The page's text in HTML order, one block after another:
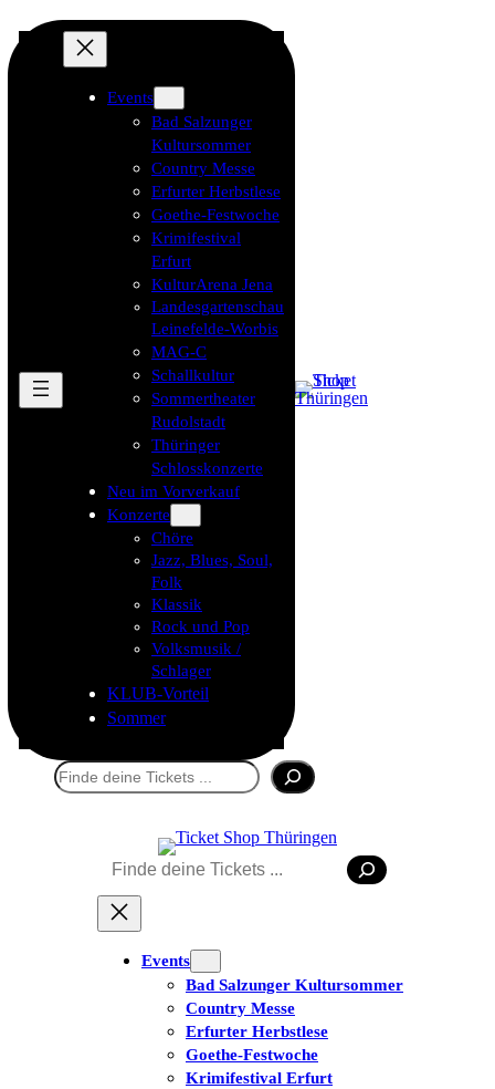
Events
Bad Salzunger
Kultursommer
Country Messe
Erfurter Herbstlese
Goethe-Festwoche
Krimifestival
Erfurt
KulturArena Jena
Landesgartenschau
Leinefelde-Worbis
MAG-C
Schallkultur
Sommertheater
Rudolstadt
Thüringer
Schlosskonzerte
Neu im Vorverkauf
Konzerte
Chöre
Jazz, Blues, Soul,
Folk
Klassik
Rock und Pop
Volksmusik /
Schlager
KLUB-Vorteil
Sommer
Suchen
Suchen
Events
Bad Salzunger Kultursommer
Country Messe
Erfurter Herbstlese
Goethe-Festwoche
Krimifestival Erfurt